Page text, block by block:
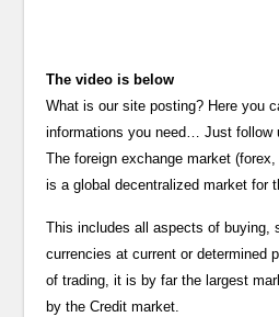
The video is below
What is our site posting? Here you
informations you need… Just
The foreign exchange market
is a global decentralized market for
This includes all aspects of buying,
currencies at current or determined
of trading, it is by far the largest
by the Credit market.